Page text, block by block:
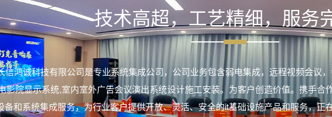
技术高超，工艺精细，服务
信鸿诚科技有限公司是专业系统集成公司，公司业务包含弱电集成，远程视频会议
影院显示系统,室内室外广告会议演出系统设计施工安装。为客户创造价值。携手合
备和系统集成服务，为行业客户提供开放、灵活、安全的it基础设施产品和服务，正